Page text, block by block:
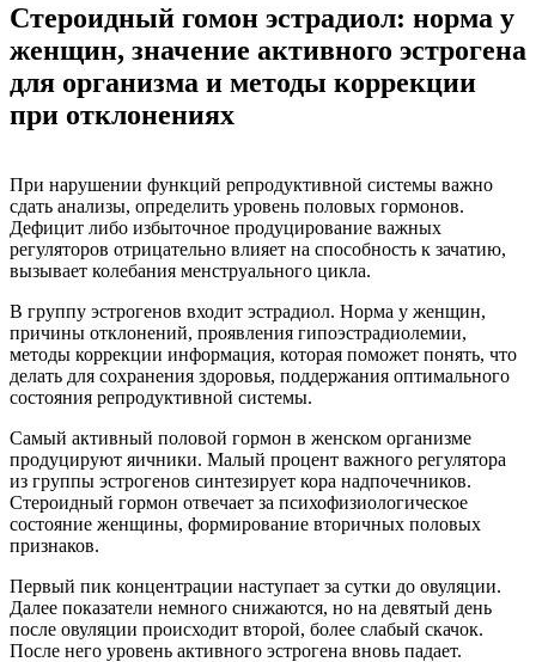
Стероидный гомон эстрадиол: норма у
женщин, значение активного эстрогена
для организма и методы коррекции
при отклонениях
При нарушении функций репродуктивной системы важно
сдать анализы, определить уровень половых гормонов.
Дефицит либо избыточное продуцирование важных
регуляторов отрицательно влияет на способность к зачатию,
вызывает колебания менструального цикла.
В группу эстрогенов входит эстрадиол. Норма у женщин,
причины отклонений, проявления гипоэстрадиолемии,
методы коррекции информация, которая поможет понять, что
делать для сохранения здоровья, поддержания оптимального
состояния репродуктивной системы.
Самый активный половой гормон в женском организме
продуцируют яичники. Малый процент важного регулятора
из группы эстрогенов синтезирует кора надпочечников.
Стероидный гормон отвечает за психофизиологическое
состояние женщины, формирование вторичных половых
признаков.
Первый пик концентрации наступает за сутки до овуляции.
Далее показатели немного снижаются, но на девятый день
после овуляции происходит второй, более слабый скачок.
После него уровень активного эстрогена вновь падает.